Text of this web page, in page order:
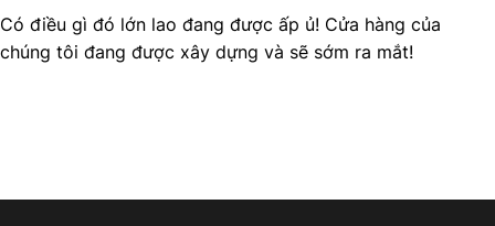
Có điều gì đó lớn lao đang được ấp ủ! Cửa hàng của
chúng tôi đang được xây dựng và sẽ sớm ra mắt!